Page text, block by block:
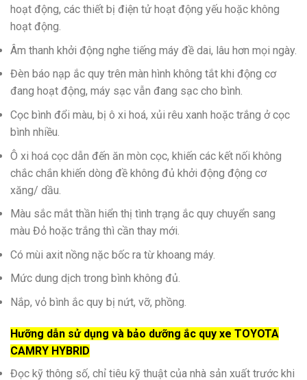
hoạt động, các thiết bị điện tử hoạt động yếu hoặc không
hoạt động.
Âm thanh khởi động nghe tiếng máy đề dai, lâu hơn mọi ngày.
Đèn báo nạp ắc quy trên màn hình không tắt khi động cơ
đang hoạt động, máy sạc vẫn đang sạc cho bình.
Cọc bình đổi màu, bị ô xi hoá, xủi rêu xanh hoặc trắng ở cọc
bình nhiều.
Ô xi hoá cọc dẫn đến ăn mòn cọc, khiến các kết nối không
chắc chắn khiến dòng đề không đủ khởi động động cơ
xăng/ dầu.
Màu sắc mắt thần hiển thị tình trạng ắc quy chuyển sang
màu Đỏ hoặc trắng thì cần thay mới.
Có mùi axit nồng nặc bốc ra từ khoang máy.
Mức dung dịch trong bình không đủ.
Nắp, vỏ bình ắc quy bị nứt, vỡ, phồng.
Hưỡng dẫn sử dụng và bảo dưỡng ắc quy xe TOYOTA
CAMRY HYBRID
Đọc kỹ thông số, chỉ tiêu kỹ thuật của nhà sản xuất trước khi